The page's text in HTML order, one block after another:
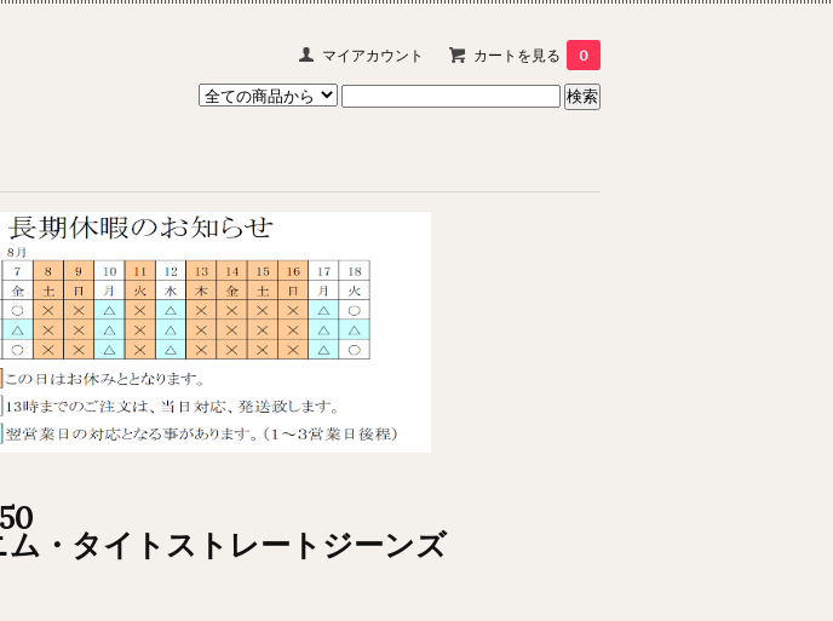
マイアカウント カートを見る 0
ム・タイトストレートジーンズ